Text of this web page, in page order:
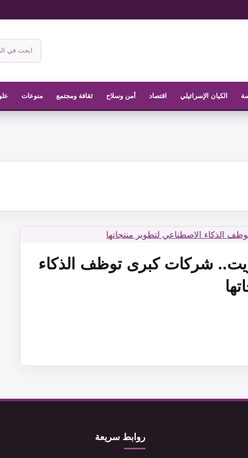
ابحث
في
الناشر
الكيان الإسرائيلي اقتصاد أمن وسلاح ثقافة ومجتمع منوعات
شركات كبرى توظف الذكاء
روابط سريعة